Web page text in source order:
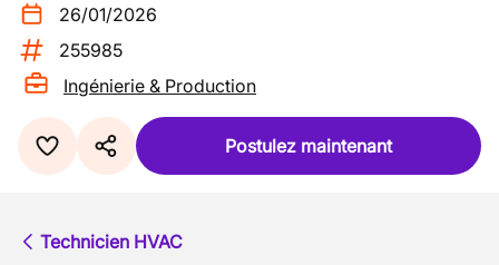
26/01/2026
255985
Ingénierie & Production
Postulez maintenant
Technicien HVAC